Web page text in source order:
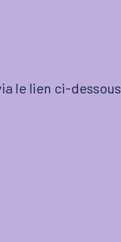
le lien ci-dessous.